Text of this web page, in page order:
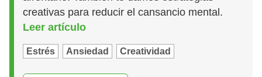
creativas para reducir el cansancio mental.
Leer artículo
Estrés Ansiedad Creatividad